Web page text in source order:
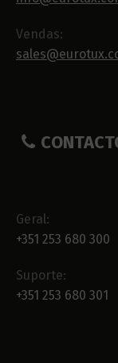
Vendas:
Geral:
+351 253 680 300
Suporte:
+351 253 680 301